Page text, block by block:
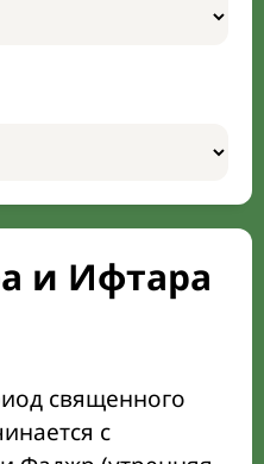
и Ифтара
священного
с